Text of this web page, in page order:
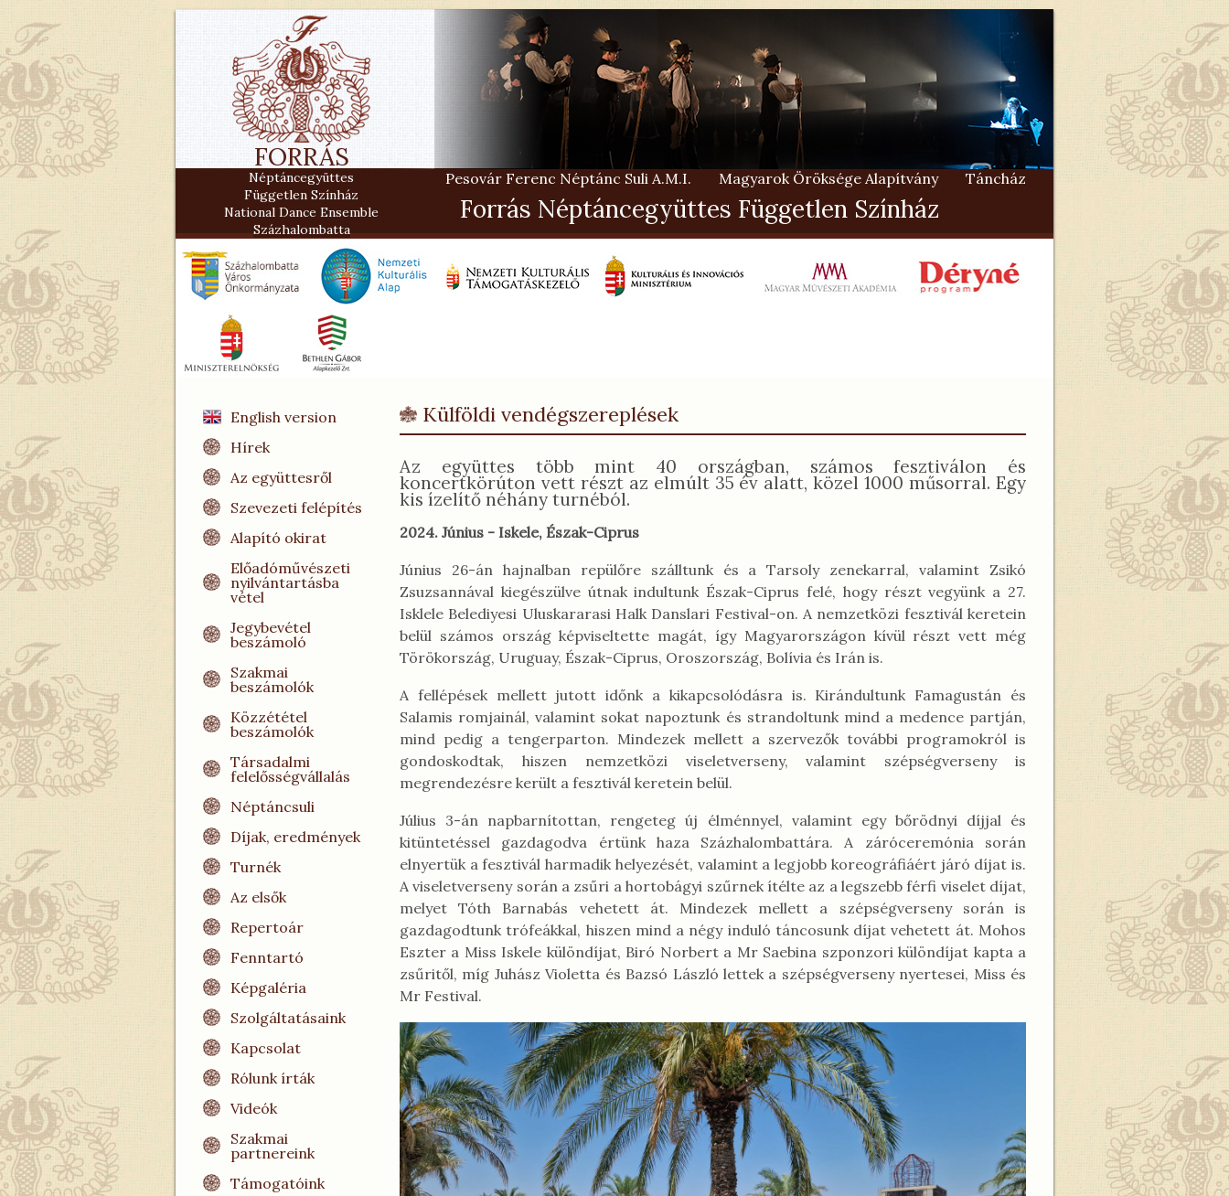
FORRÁS
Néptáncegyüttes
Független Színház
National Dance Ensemble
Százhalombatta
Táncház
Magyarok Öröksége Alapítvány
Pesovár Ferenc Néptánc Suli A.M.I.
Forrás Néptáncegyüttes Független Színház
English version
Hírek
Az együttesről
Szevezeti felépítés
Alapító okirat
Előadóművészeti
nyilvántartásba
vétel
Jegybevétel
beszámoló
Szakmai
beszámolók
Közzététel
beszámolók
Társadalmi
felelősségvállalás
Néptáncsuli
Díjak, eredmények
Turnék
Az elsők
Repertoár
Fenntartó
Képgaléria
Szolgáltatásaink
Kapcsolat
Rólunk írták
Videók
Szakmai
partnereink
Támogatóink
Külföldi vendégszereplések
Az együttes több mint 40 országban, számos fesztiválon és
koncertkörúton vett részt az elmúlt 35 év alatt, közel 1000 műsorral. Egy
kis ízelítő néhány turnéból.
2024. Június - Iskele, Észak-Ciprus
Június 26-án hajnalban repülőre szálltunk és a Tarsoly zenekarral, valamint Zsikó
Zsuzsannával kiegészülve útnak indultunk Észak-Ciprus felé, hogy részt vegyünk a 27.
Isklele Belediyesi Uluskararasi Halk Danslari Festival-on. A nemzetközi fesztivál keretein
belül számos ország képviseltette magát, így Magyarországon kívül részt vett még
Törökország, Uruguay, Észak-Ciprus, Oroszország, Bolívia és Irán is.
A fellépések mellett jutott időnk a kikapcsolódásra is. Kirándultunk Famagustán és
Salamis romjainál, valamint sokat napoztunk és strandoltunk mind a medence partján,
mind pedig a tengerparton. Mindezek mellett a szervezők további programokról is
gondoskodtak, hiszen nemzetközi viseletverseny, valamint szépségverseny is
megrendezésre került a fesztivál keretein belül.
Július 3-án napbarnítottan, rengeteg új élménnyel, valamint egy bőrödnyi díjjal és
kitüntetéssel gazdagodva értünk haza Százhalombattára. A záróceremónia során
elnyertük a fesztivál harmadik helyezését, valamint a legjobb koreográfiáért járó díjat is.
A viseletverseny során a zsűri a hortobágyi szűrnek ítélte az a legszebb férfi viselet díjat,
melyet Tóth Barnabás vehetett át. Mindezek mellett a szépségverseny során is
gazdagodtunk trófeákkal, hiszen mind a négy induló táncosunk díjat vehetett át. Mohos
Eszter a Miss Iskele különdíjat, Biró Norbert a Mr Saebina szponzori különdíjat kapta a
zsűritől, míg Juhász Violetta és Bazsó László lettek a szépségverseny nyertesei, Miss és
Mr Festival.